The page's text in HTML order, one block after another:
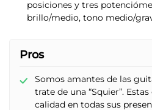
posiciones y tres
brillo/medio, tono medio/
Pros
Somos amantes de las
trate de una “Squier”.
calidad en todas sus